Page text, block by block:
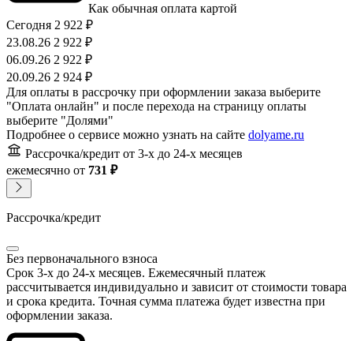
Как обычная оплата картой
Сегодня 2 922 ₽
23.08.26 2 922 ₽
06.09.26 2 922 ₽
20.09.26 2 924 ₽
Для оплаты в рассрочку при оформлении заказа выберите
"Оплата онлайн" и после перехода на страницу оплаты
выберите "Долями"
Подробнее о сервисе можно узнать на сайте dolyame.ru
Рассрочка/кредит от 3-х до 24-х месяцев
ежемесячно от 731 ₽
Рассрочка/кредит
Без первоначального взноса
Срок 3-х до 24-х месяцев. Ежемесячный платеж
рассчитывается индивидуально и зависит от стоимости товара
и срока кредита. Точная сумма платежа будет известна при
оформлении заказа.